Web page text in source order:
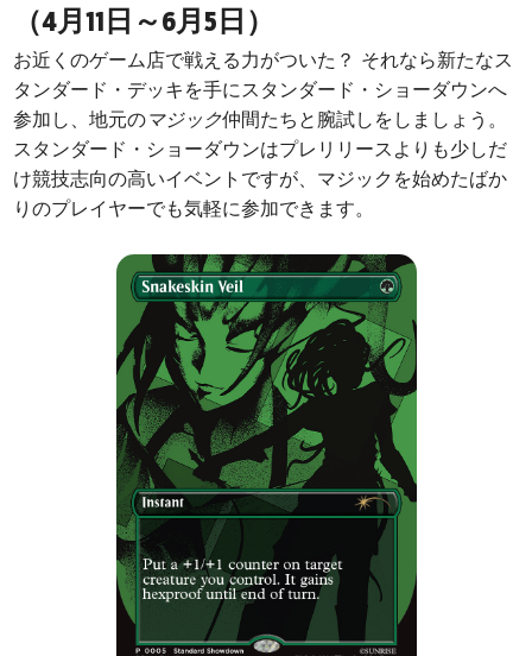
（4月11日～6月5日）
お近くのゲーム店で戦える力がついた？ それなら新たなス
タンダード・デッキを手にスタンダード・ショーダウンへ
参加し、地元のマジック仲間たちと腕試しをしましょう。
スタンダード・ショーダウンはプレリリースよりも少しだ
け競技志向の高いイベントですが、マジックを始めたばか
りのプレイヤーでも気軽に参加できます。